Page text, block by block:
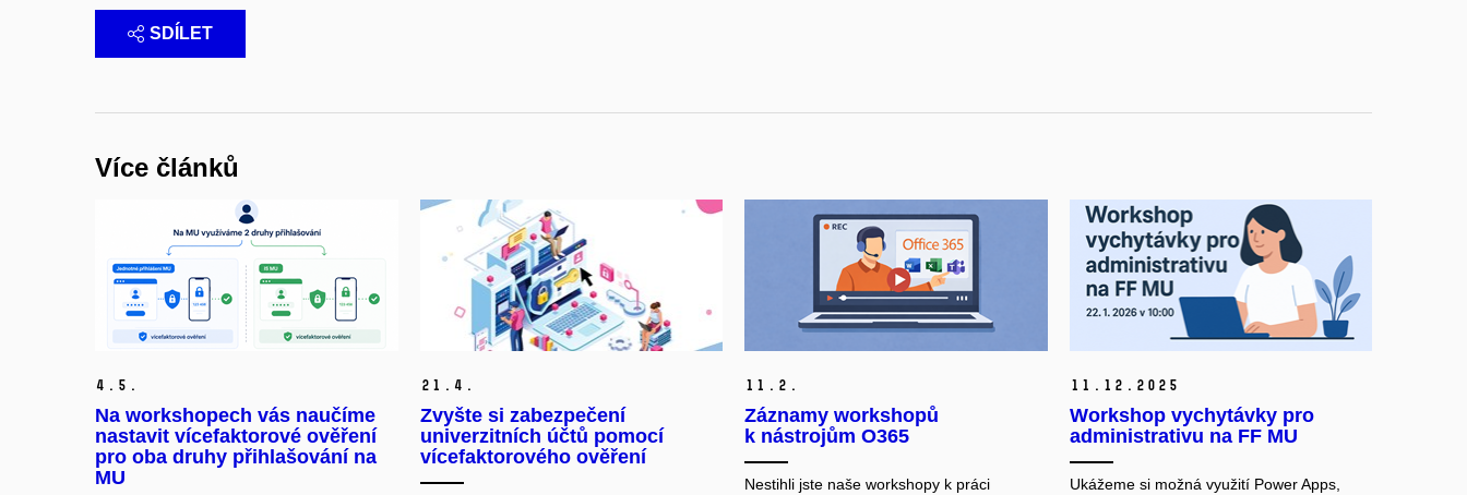
SDÍLET
Více článků
4. 5.
Na workshopech vás naučíme
nastavit vícefaktorové ověření
pro oba druhy přihlašování na
MU
21. 4.
Zvyšte si zabezpečení
univerzitních účtů pomocí
vícefaktorového ověření
11. 2.
Záznamy workshopů
k nástrojům O365
Nestihli jste naše workshopy k práci
11. 12. 2025
Workshop vychytávky pro
administrativu na FF MU
Ukážeme si možná využití Power Apps,